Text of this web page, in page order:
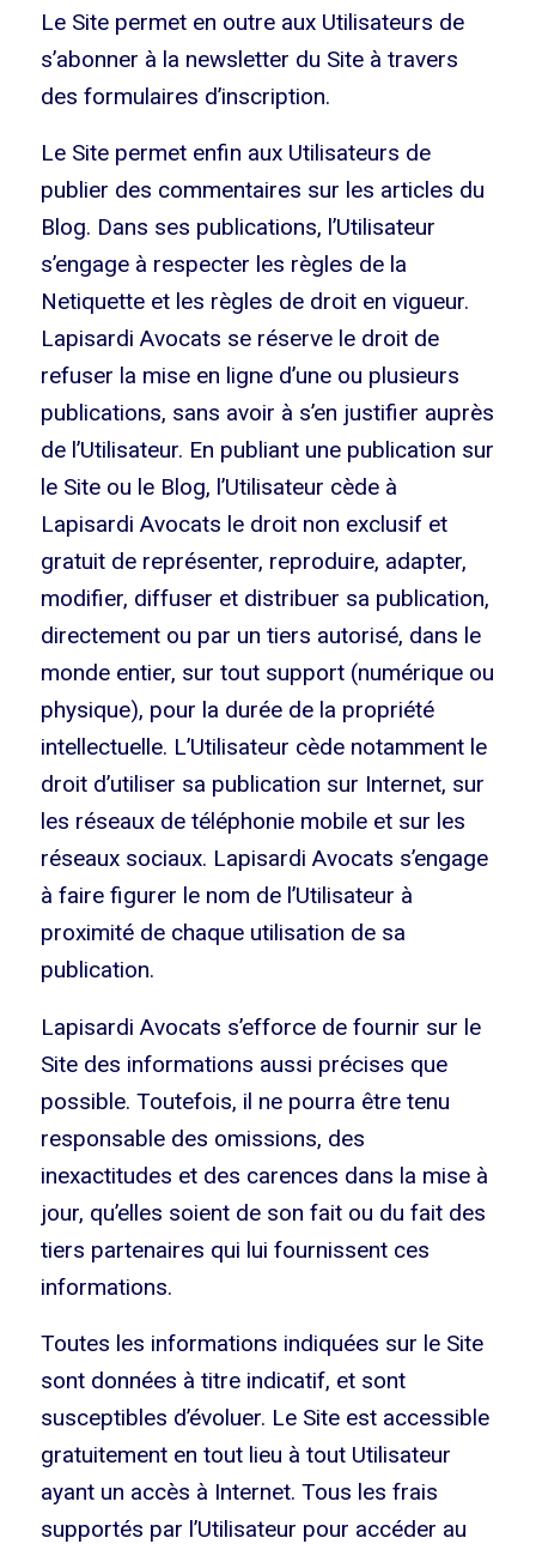
Le Site permet en outre aux Utilisateurs de
s’abonner à la newsletter du Site à travers
des formulaires d’inscription.
Le Site permet enfin aux Utilisateurs de
publier des commentaires sur les articles du
Blog. Dans ses publications, l’Utilisateur
s’engage à respecter les règles de la
Netiquette et les règles de droit en vigueur.
Lapisardi Avocats se réserve le droit de
refuser la mise en ligne d’une ou plusieurs
publications, sans avoir à s’en justifier auprès
de l’Utilisateur. En publiant une publication sur
le Site ou le Blog, l’Utilisateur cède à
Lapisardi Avocats le droit non exclusif et
gratuit de représenter, reproduire, adapter,
modifier, diffuser et distribuer sa publication,
directement ou par un tiers autorisé, dans le
monde entier, sur tout support (numérique ou
physique), pour la durée de la propriété
intellectuelle. L’Utilisateur cède notamment le
droit d’utiliser sa publication sur Internet, sur
les réseaux de téléphonie mobile et sur les
réseaux sociaux. Lapisardi Avocats s’engage
à faire figurer le nom de l’Utilisateur à
proximité de chaque utilisation de sa
publication.
Lapisardi Avocats s’efforce de fournir sur le
Site des informations aussi précises que
possible. Toutefois, il ne pourra être tenu
responsable des omissions, des
inexactitudes et des carences dans la mise à
jour, qu’elles soient de son fait ou du fait des
tiers partenaires qui lui fournissent ces
informations.
Toutes les informations indiquées sur le Site
sont données à titre indicatif, et sont
susceptibles d’évoluer. Le Site est accessible
gratuitement en tout lieu à tout Utilisateur
ayant un accès à Internet. Tous les frais
supportés par l’Utilisateur pour accéder au